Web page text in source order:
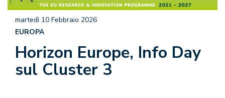
Horizon Europe, Info Day
sul Cluster 3
martedì 10 Febbraio 2026
EUROPA